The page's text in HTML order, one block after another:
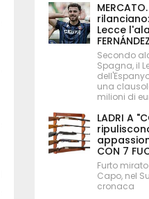
Lecce
FERNÁNDEZ
Secondo
Spagna, il
una
milioni di
LADRI A
CON 7
Furto
Capo, nel
cronaca